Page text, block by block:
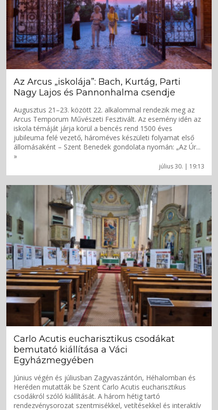
július 30. | 19:13
Az Arcus „iskolája”: Bach, Kurtág, Parti
Nagy Lajos és Pannonhalma csendje
Augusztus 21–23. között 22. alkalommal rendezik meg az
Arcus Temporum Művészeti Fesztivált. Az esemény idén az
iskola témáját járja körül a bencés rend 1500 éves
jubileuma felé vezető, hároméves készületi folyamat első
állomásaként – Szent Benedek gondolata nyomán: „Az Úr...
»
Carlo Acutis eucharisztikus csodákat
bemutató kiállítása a Váci
Egyházmegyében
Június végén és júliusban Zagyvaszántón, Héhalomban és
Heréden mutatták be Szent Carlo Acutis eucharisztikus
csodákról szóló kiállítását. A három hétig tartó
rendezvénysorozat szentmisékkel, vetítésekkel és interaktív